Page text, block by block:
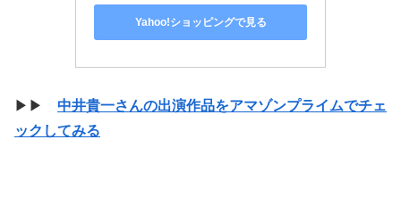
Yahoo!ショッピングで見る
▶▶ 中井貴一さんの出演作品をアマゾンプライムでチェ
ックしてみる